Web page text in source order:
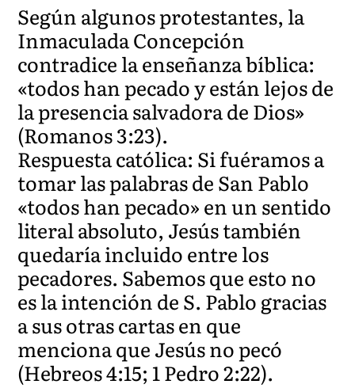
Según algunos protestantes, la
Inmaculada Concepción
contradice la enseñanza bíblica:
«todos han pecado y están lejos de
la presencia salvadora de Dios»
(Romanos 3:23).
Respuesta católica: Si fuéramos a
tomar las palabras de San Pablo
«todos han pecado» en un sentido
literal absoluto, Jesús también
quedaría incluido entre los
pecadores. Sabemos que esto no
es la intención de S. Pablo gracias
a sus otras cartas en que
menciona que Jesús no pecó
(Hebreos 4:15; 1 Pedro 2:22).